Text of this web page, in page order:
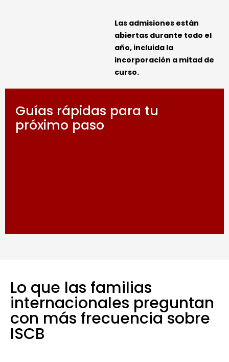
Las admisiones están
abiertas durante todo el
año, incluida la
incorporación a mitad de
curso.
Guías rápidas para tu
próximo paso
Lo que las familias
internacionales preguntan
con más frecuencia sobre
ISCB